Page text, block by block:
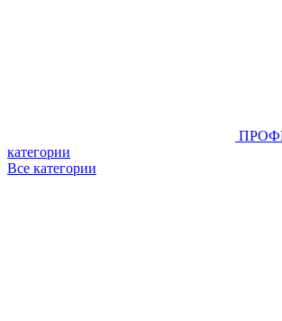
категории
Все категории